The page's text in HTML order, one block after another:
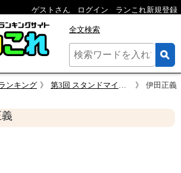
ゲストさん ログイン ランこれ新規登録
全文検索
ンキング 第3回 スタンドマイヒーローズ 人気キャラクター投票 伊田正義